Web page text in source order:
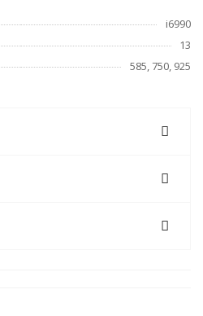
i6990
13
585, 750, 925